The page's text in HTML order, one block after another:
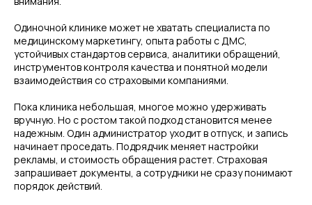
Одиночной клинике может не хватать специалиста по
медицинскому маркетингу, опыта работы с ДМС,
устойчивых стандартов сервиса, аналитики обращений,
инструментов контроля качества и понятной модели
взаимодействия со страховыми компаниями.
Пока клиника небольшая, многое можно удерживать
вручную. Но с ростом такой подход становится менее
надежным. Один администратор уходит в отпуск, и запись
начинает проседать. Подрядчик меняет настройки
рекламы, и стоимость обращения растет. Страховая
запрашивает документы, а сотрудники не сразу понимают
порядок действий.